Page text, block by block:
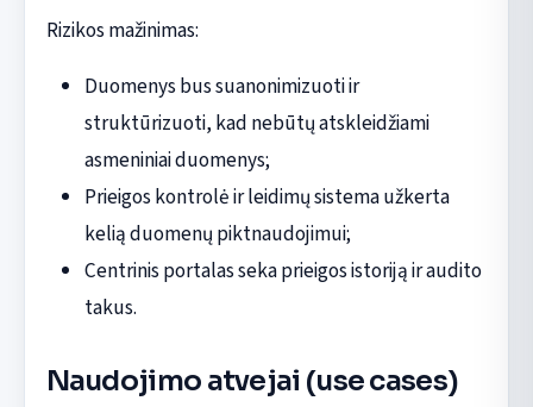
Rizikos mažinimas:
Duomenys bus suanonimizuoti ir
struktūrizuoti, kad nebūtų atskleidžiami
asmeniniai duomenys;
Prieigos kontrolė ir leidimų sistema užkerta
kelią duomenų piktnaudojimui;
Centrinis portalas seka prieigos istoriją ir audito
takus.
Naudojimo atvejai (use cases)